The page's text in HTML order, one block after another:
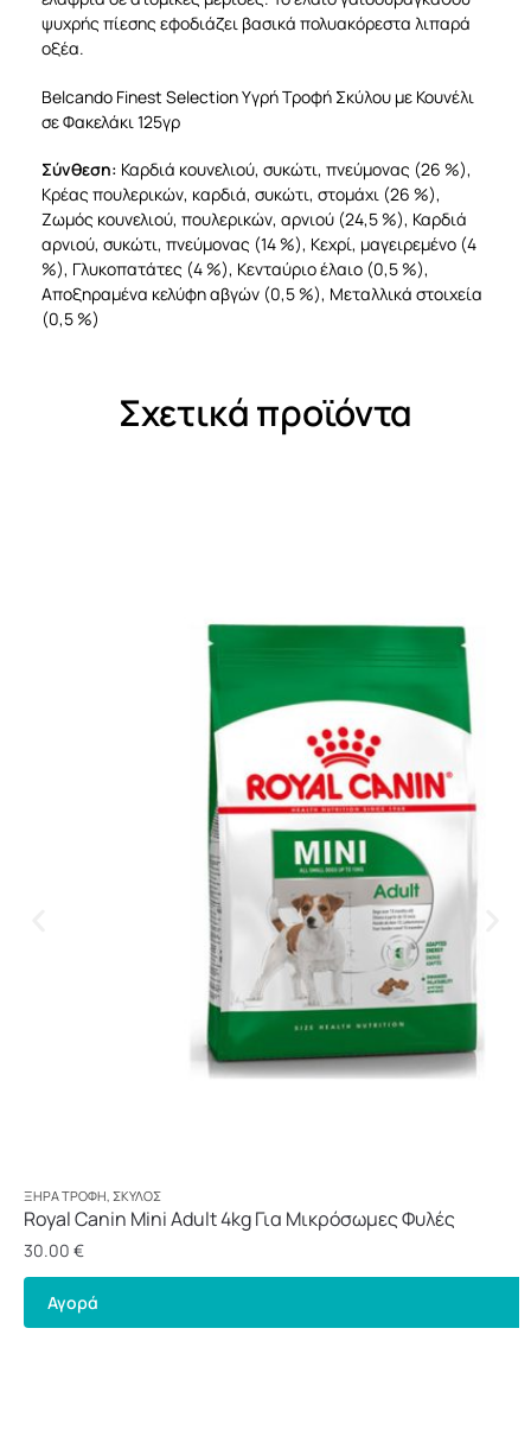
ψυχρής πίεσης εφοδιάζει βασικά πολυακόρεστα λιπαρά
οξέα.
Belcando Finest Selection Υγρή Τροφή Σκύλου με Κουνέλι
σε Φακελάκι 125γρ
Σύνθεση: Καρδιά κουνελιού, συκώτι, πνεύμονας (26 %),
Κρέας πουλερικών, καρδιά, συκώτι, στομάχι (26 %),
Ζωμός κουνελιού, πουλερικών, αρνιού (24,5 %), Καρδιά
αρνιού, συκώτι, πνεύμονας (14 %), Κεχρί, μαγειρεμένο (4
%), Γλυκοπατάτες (4 %), Κενταύριο έλαιο (0,5 %),
Αποξηραμένα κελύφη αβγών (0,5 %), Μεταλλικά στοιχεία
(0,5 %)
Σχετικά προϊόντα
ΞΗΡΆ ΤΡΟΦΉ ΣΚΎΛΟΣ
Royal Canin Mini Adult 4kg Για Μικρόσωμες Φυλές
30.00 €
Αγορά